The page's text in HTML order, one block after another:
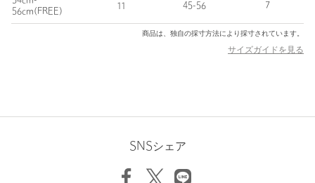
ハントリーとエリック・レイノルズがアラスカで出会い、社会的
ント、寝袋、バックパックなどのデザイン、テスト、縫製をして
56cm(FREE)
11 45-56 7
商品は、独自の採寸方法により採寸されています。
サイズガイドを見る
SNSシェア